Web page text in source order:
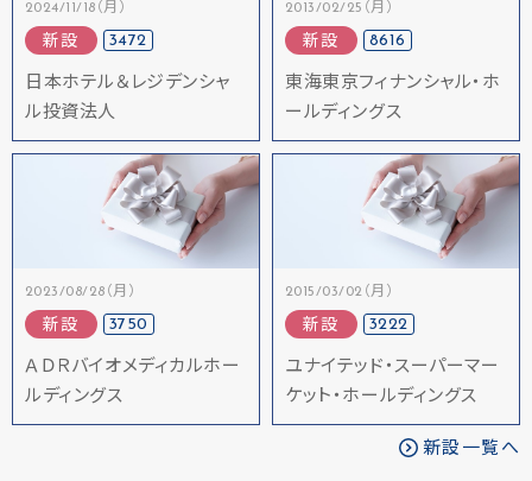
2024/11/18（月）
新設 3472
日本ホテル＆レジデンシャ
ル投資法人
2013/02/25（月）
新設 8616
東海東京フィナンシャル・ホ
ールディングス
2023/08/28（月）
新設 3750
ＡＤＲバイオメディカルホー
ルディングス
2015/03/02（月）
新設 3222
ユナイテッド・スーパーマー
ケット・ホールディングス
新設一覧へ